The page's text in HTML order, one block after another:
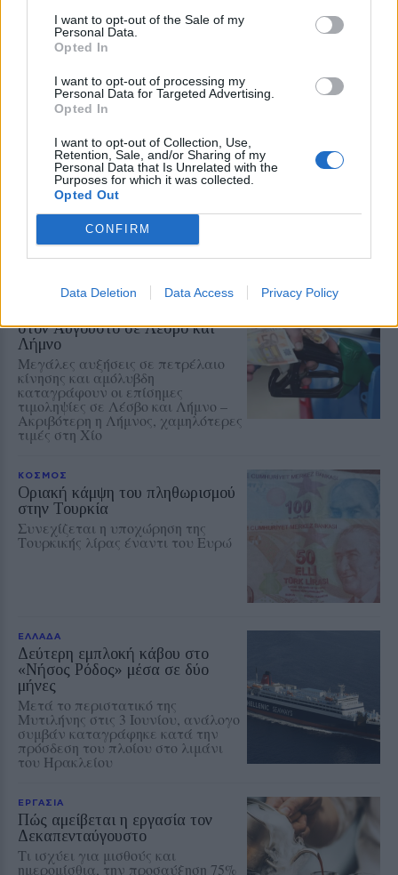
I want to opt-out of the Sale of my
Personal Data.
Opted In
I want to opt-out of processing my
Personal Data for Targeted Advertising.
Opted In
I want to opt-out of Collection, Use,
Retention, Sale, and/or Sharing of my
Personal Data that Is Unrelated with the
Purposes for which it was collected.
Opted Out
CONFIRM
Data Deletion Data Access Privacy Policy
μίλησε στον ραδιοφωνικό σταθμό
99 fm Στο Νησί για τις πολιτικές
ευθύνες και τα λάθη στη
διαχείριση του αφθώδους πυρετού
και τις εξαιρετικά δύσκολες
χρονιές που έρχονται
Πάνω από 65.000 Τούρκοι
τουρίστες στη Λέσβο στο
επτάμηνο
Καθοριστική για την τελική εικόνα
η τουριστική κίνηση έως το τέλος
Σεπτεμβρίου
ΡΕΠΟΡΤΑΖ ΑΓΟΡΑ
στον Αύγουστο σε Λέσβο και
Λήμνο
Μεγάλες αυξήσεις σε πετρέλαιο
κίνησης και αμόλυβδη
καταγράφουν οι επίσημες
τιμοληψίες σε Λέσβο και Λήμνο –
Ακριβότερη η Λήμνος, χαμηλότερες
τιμές στη Χίο
ΚΟΣΜΟΣ
Οριακή κάμψη του πληθωρισμού
στην Τουρκία
Συνεχίζεται η υποχώρηση της
Τουρκικής λίρας έναντι του Ευρώ
ΕΛΛΑΔΑ
Δεύτερη εμπλοκή κάβου στο
«Νήσος Ρόδος» μέσα σε δύο
μήνες
Μετά το περιστατικό της
Μυτιλήνης στις 3 Ιουνίου, ανάλογο
συμβάν καταγράφηκε κατά την
πρόσδεση του πλοίου στο λιμάνι
του Ηρακλείου
ΕΡΓΑΣΙΑ
Πώς αμείβεται η εργασία τον
Δεκαπενταύγουστο
Τι ισχύει για μισθούς και
ημερομίσθια, την προσαύξηση 75%